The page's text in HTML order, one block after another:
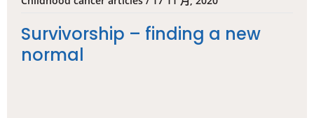
Survivorship – finding a new
normal